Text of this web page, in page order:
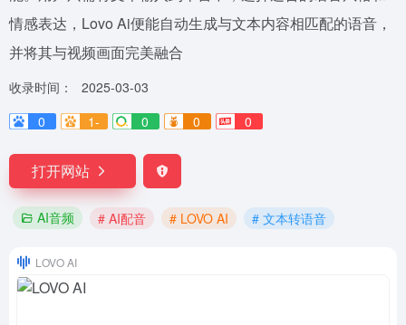
情感表达，Lovo Ai便能自动生成与文本内容相匹配的语音，
并将其与视频画面完美融合
收录时间：
2025-03-03
0
1- 0 0 0
打开网站
AI音频 # AI配音 # LOVO AI # 文本转语音
LOVO AI